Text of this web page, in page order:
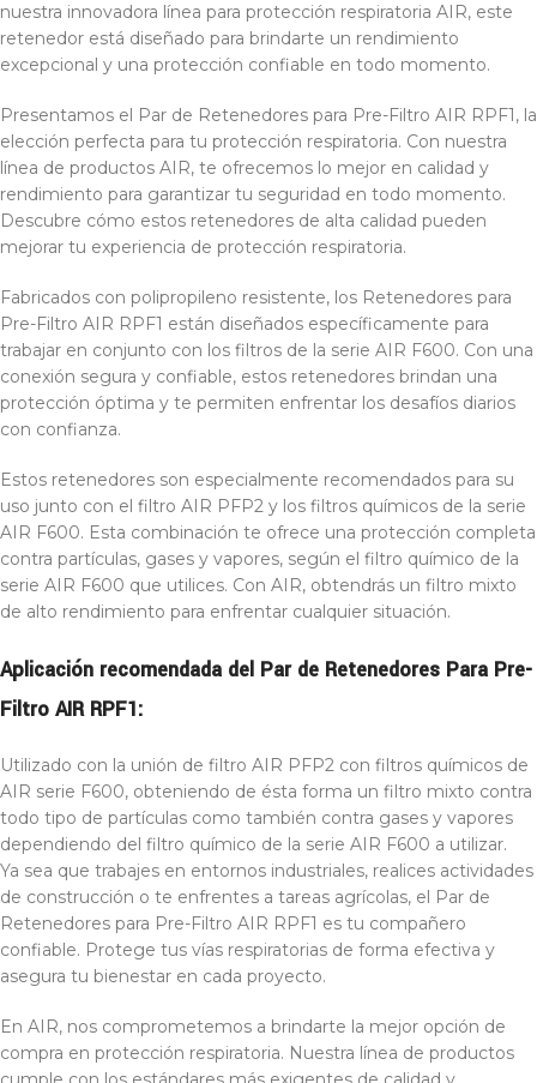
nuestra innovadora línea para protección respiratoria AIR, este
retenedor está diseñado para brindarte un rendimiento
excepcional y una protección confiable en todo momento.
Presentamos el Par de Retenedores para Pre-Filtro AIR RPF1, la
elección perfecta para tu protección respiratoria. Con nuestra
línea de productos AIR, te ofrecemos lo mejor en calidad y
rendimiento para garantizar tu seguridad en todo momento.
Descubre cómo estos retenedores de alta calidad pueden
mejorar tu experiencia de protección respiratoria.
Fabricados con polipropileno resistente, los Retenedores para
Pre-Filtro AIR RPF1 están diseñados específicamente para
trabajar en conjunto con los filtros de la serie AIR F600. Con una
conexión segura y confiable, estos retenedores brindan una
protección óptima y te permiten enfrentar los desafíos diarios
con confianza.
Estos retenedores son especialmente recomendados para su
uso junto con el filtro AIR PFP2 y los filtros químicos de la serie
AIR F600. Esta combinación te ofrece una protección completa
contra partículas, gases y vapores, según el filtro químico de la
serie AIR F600 que utilices. Con AIR, obtendrás un filtro mixto
de alto rendimiento para enfrentar cualquier situación.
Aplicación recomendada del Par de Retenedores Para Pre-
Filtro AIR RPF1:
Utilizado con la unión de filtro AIR PFP2 con filtros químicos de
AIR serie F600, obteniendo de ésta forma un filtro mixto contra
todo tipo de partículas como también contra gases y vapores
dependiendo del filtro químico de la serie AIR F600 a utilizar.
Ya sea que trabajes en entornos industriales, realices actividades
de construcción o te enfrentes a tareas agrícolas, el Par de
Retenedores para Pre-Filtro AIR RPF1 es tu compañero
confiable. Protege tus vías respiratorias de forma efectiva y
asegura tu bienestar en cada proyecto.
En AIR, nos comprometemos a brindarte la mejor opción de
compra en protección respiratoria. Nuestra línea de productos